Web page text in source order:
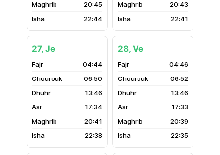
20:45
22:44
20:43
22:41
27, Je
04:44
06:50
13:46
17:34
20:41
22:38
28, Ve
04:46
06:52
13:46
17:33
20:39
22:35